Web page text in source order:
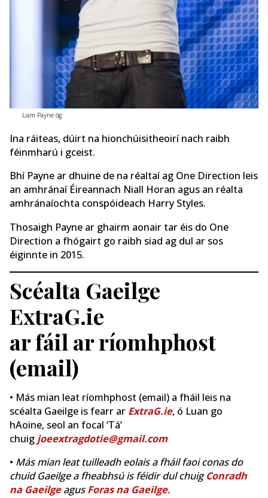
Liam Payne óg
Ina ráiteas, dúirt na hionchúisitheoirí nach raibh
féinmharú i gceist.
Bhí Payne ar dhuine de na réaltaí ag One Direction leis
an amhránaí Éireannach Niall Horan agus an réalta
amhránaíochta conspóideach Harry Styles.
Thosaigh Payne ar ghairm aonair tar éis do One
Direction a fhógairt go raibh siad ag dul ar sos
éiginnte in 2015.
Scéalta Gaeilge
ExtraG.ie
ar fáil ar ríomhphost
(email)
• Más mian leat ríomhphost (email) a fháil leis na
scéalta Gaeilge is fearr ar ExtraG.ie, ó Luan go
hAoine, seol an focal ‘Tá’
chuig joeextragdotie@gmail.com
• Más mian leat tuilleadh eolais a fháil faoi conas do
chuid Gaeilge a fheabhsú is féidir dul chuigConradh
na GaeilgeagusForas na Gaeilge.